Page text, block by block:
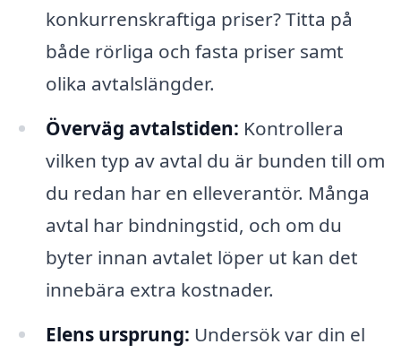
konkurrenskraftiga priser? Titta på
både rörliga och fasta priser samt
olika avtalslängder.
Överväg avtalstiden: Kontrollera
vilken typ av avtal du är bunden till om
du redan har en elleverantör. Många
avtal har bindningstid, och om du
byter innan avtalet löper ut kan det
innebära extra kostnader.
Elens ursprung: Undersök var din el